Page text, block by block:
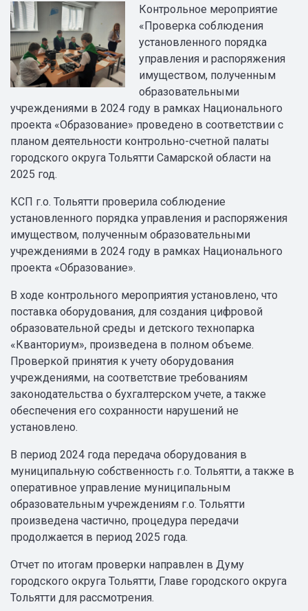
Контрольное мероприятие
«Проверка соблюдения
установленного порядка
управления и распоряжения
имуществом, полученным
образовательными
учреждениями в 2024 году в рамках Национального
проекта «Образование» проведено в соответствии с
планом деятельности контрольно-счетной палаты
городского округа Тольятти Самарской области на
2025 год.
КСП г.о. Тольятти проверила соблюдение
установленного порядка управления и распоряжения
имуществом, полученным образовательными
учреждениями в 2024 году в рамках Национального
проекта «Образование».
В ходе контрольного мероприятия установлено, что
поставка оборудования, для создания цифровой
образовательной среды и детского технопарка
«Кванториум», произведена в полном объеме.
Проверкой принятия к учету оборудования
учреждениями, на соответствие требованиям
законодательства о бухгалтерском учете, а также
обеспечения его сохранности нарушений не
установлено.
В период 2024 года передача оборудования в
муниципальную собственность г.о. Тольятти, а также в
оперативное управление муниципальным
образовательным учреждениям г.о. Тольятти
произведена частично, процедура передачи
продолжается в период 2025 года.
Отчет по итогам проверки направлен в Думу
городского округа Тольятти, Главе городского округа
Тольятти для рассмотрения.